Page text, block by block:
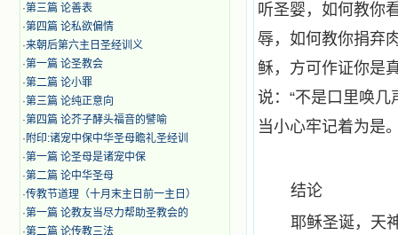
·第三篇 论善表
·第四篇 论私欲偏情
·来朝后第六主日圣经训义
·第一篇 论圣教会
·第二篇 论小罪
·第三篇 论纯正意向
·第四篇 论芥子酵头福音的譬喻
· 附印:诸宠中保中华圣母瞻礼圣经训
·第一篇 论圣母是诸宠中保
·第二篇 论中华圣母
·传教节道理（十月末主日前一主日）
·第一篇 论教友当尽力帮助圣教会的
·第二篇 论传教三法
听圣婴，如何教你
辱，如何教你捐弃
稣，方可作证你是
说：“不是口里唤
当小心牢记着为是
结论
耶稣圣诞，天